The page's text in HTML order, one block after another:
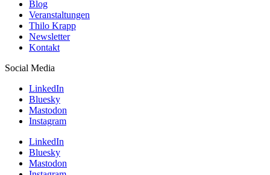
Blog
Veranstaltungen
Thilo Krapp
Newsletter
Kontakt
Social Media
LinkedIn
Bluesky
Mastodon
Instagram
LinkedIn
Bluesky
Mastodon